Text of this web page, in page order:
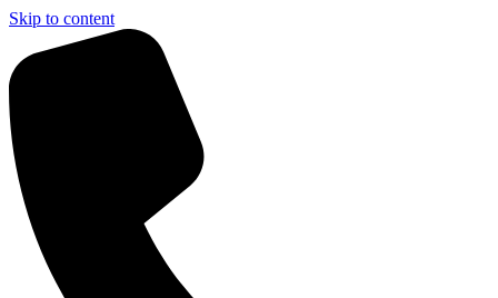
Skip to content